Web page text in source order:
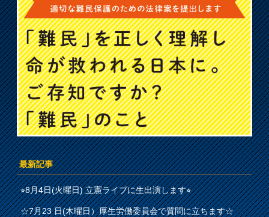
最新記事
⭐︎8月4日(火曜日) 立憲ライブに生出演します⭐︎
☆7月23 日(木曜日）厚生労働委員会で質問に立ちます☆